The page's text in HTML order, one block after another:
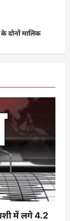
दोनों मालिक
में लगे 4.2